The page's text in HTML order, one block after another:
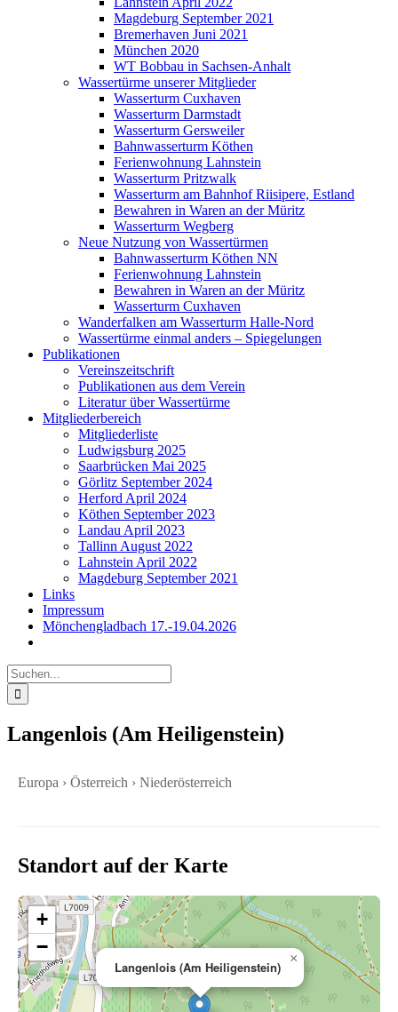
Magdeburg September 2021
Bremerhaven Juni 2021
München 2020
WT Bobbau in Sachsen-Anhalt
Wassertürme unserer Mitglieder
Wasserturm Cuxhaven
Wasserturm Darmstadt
Wasserturm Gersweiler
Bahnwasserturm Köthen
Ferienwohnung Lahnstein
Wasserturm Pritzwalk
Wasserturm am Bahnhof Riisipere, Estland
Bewahren in Waren an der Müritz
Wasserturm Wegberg
Neue Nutzung von Wassertürmen
Bahnwasserturm Köthen NN
Ferienwohnung Lahnstein
Bewahren in Waren an der Müritz
Wasserturm Cuxhaven
Wanderfalken am Wasserturm Halle-Nord
Wassertürme einmal anders – Spiegelungen
Publikationen
Vereinszeitschrift
Publikationen aus dem Verein
Literatur über Wassertürme
Mitgliederbereich
Mitgliederliste
Ludwigsburg 2025
Saarbrücken Mai 2025
Görlitz September 2024
Herford April 2024
Köthen September 2023
Landau April 2023
Tallinn August 2022
Lahnstein April 2022
Magdeburg September 2021
Links
Impressum
Mönchengladbach 17.-19.04.2026
Suche
nach:
Langenlois (Am Heiligenstein)
Europa › Österreich › Niederösterreich
Standort auf der Karte
Langenlois (Am Heiligenstein)
×
+
−